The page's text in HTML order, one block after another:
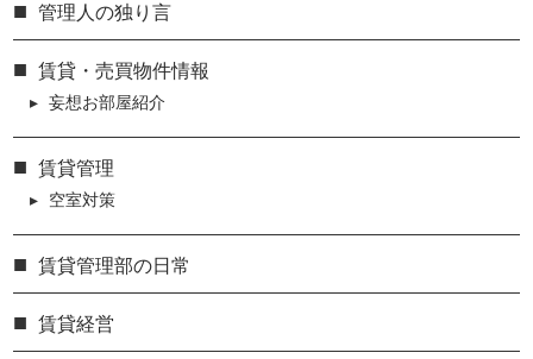
管理人の独り言
賃貸・売買物件情報
妄想お部屋紹介
賃貸管理
空室対策
賃貸管理部の日常
賃貸経営